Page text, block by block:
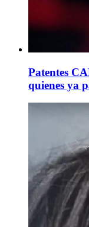
Patentes
quienes ya